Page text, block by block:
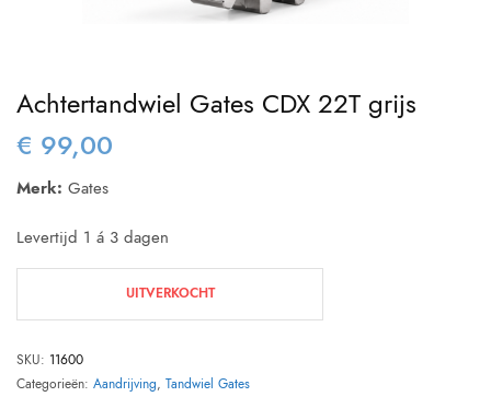
Achtertandwiel Gates CDX 22T grijs
€ 99,00
Merk: Gates
Levertijd 1 á 3 dagen
UITVERKOCHT
SKU: 11600
Categorieën: Aandrijving, Tandwiel Gates